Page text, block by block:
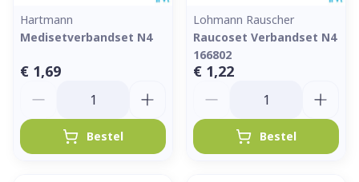
Hartmann
Medisetverbandset N4
€ 1,69
Bestel
Lohmann Rauscher
Raucoset Verbandset N4
166802
€ 1,22
Bestel